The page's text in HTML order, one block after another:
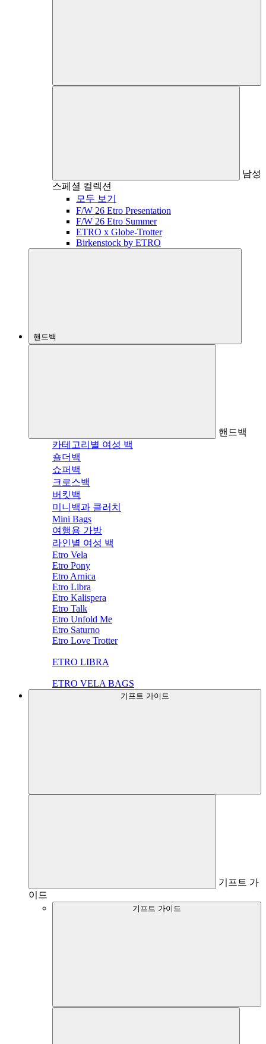
남성
스페셜 컬렉션
모두 보기
F/W 26 Etro Presentation
F/W 26 Etro Summer
ETRO x Globe-Trotter
Birkenstock by ETRO
핸드백
핸드백
카테고리별 여성 백
숄더백
쇼퍼백
크로스백
버킷백
미니백과 클러치
Mini Bags
여행용 가방
라인별 여성 백
Etro Vela
Etro Pony
Etro Arnica
Etro Libra
Etro Kalispera
Etro Talk
Etro Unfold Me
Etro Saturno
Etro Love Trotter
ETRO LIBRA
ETRO VELA BAGS
기프트 가이드
기프트 가
이드
기프트 가이드